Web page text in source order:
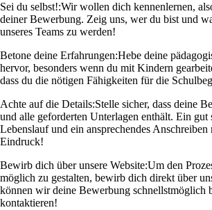
Sei du selbst!:Wir wollen dich kennenlernen,
deiner Bewerbung. Zeig uns, wer du bist und
unseres Teams zu werden!
Betone deine Erfahrungen:Hebe deine
hervor, besonders wenn du mit Kindern
dass du die nötigen Fähigkeiten für die
Achte auf die Details:Stelle sicher, dass deine
und alle geforderten Unterlagen enthält. Ein gut
Lebenslauf und ein ansprechendes Anschreiben
Eindruck!
Bewirb dich über unsere Website:Um den
möglich zu gestalten, bewirb dich direkt über
können wir deine Bewerbung schnellstmöglich
kontaktieren!